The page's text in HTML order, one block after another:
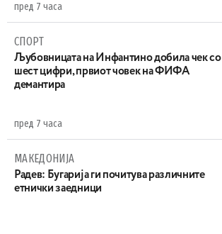
пред 7 часа
СПОРТ
Љубовницата на Инфантино добила чек со
шест цифри, првиот човек на ФИФА
демантира
пред 7 часа
МАКЕДОНИЈА
Радев: Бугарија ги почитува различните
етнички заедници